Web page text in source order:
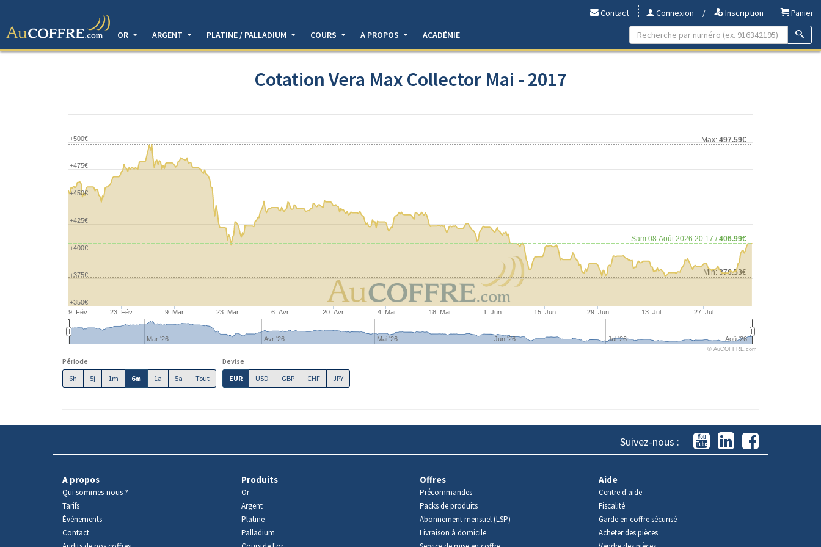
Contact Connexion / Inscription
Panier
OR
ARGENT PLATINE / PALLADIUM COURS A PROPOS ACADÉMIE
Cotation Vera Max Collector Mai - 2017
Min:376.53€
Max: 497.59€
Sam 08 Août 2026 20:17 /406.99€
9. Fév 23. Fév 9. Mar 23. Mar 6. Avr 20. Avr 4. Mai 18. Mai 1. Jun 15. Jun 29. Jun 13. Jul 27. Jul
Mar '26 Avr '26 Mai '26 Jun '26 Jul '26 Aoû '26
+350€
+375€
+400€
+425€
+450€
+475€
+500€
© AuCOFFRE.com
Période
6h
5j 1m 6m 1a 5a Tout
Devise
EUR
USD GBP CHF JPY
Suivez-nous :
A propos
Qui sommes-nous ?
Tarifs
Événements
Contact
Produits
Or
Argent
Platine
Palladium
Offres
Précommandes
Packs de produits
Abonnement mensuel (LSP)
Livraison à domicile
Aide
Centre d'aide
Fiscalité
Garde en coffre sécurisé
Acheter des pièces